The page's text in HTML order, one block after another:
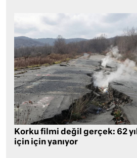
Korku filmi değil gerçek: 62
için için yanıyor